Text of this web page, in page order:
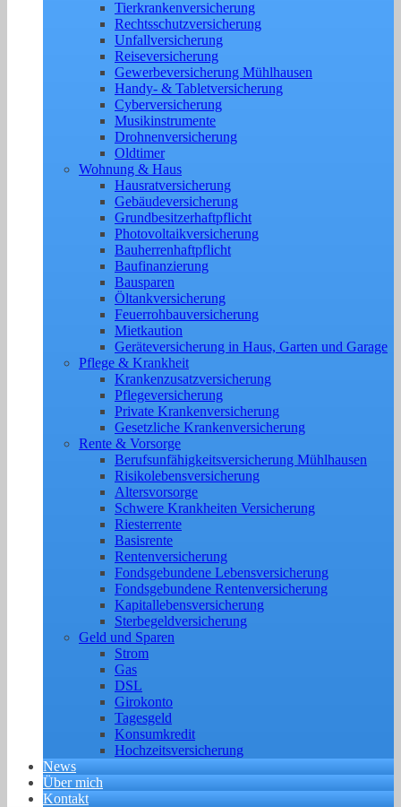
Tierkrankenversicherung
Rechtsschutzversicherung
Unfallversicherung
Reiseversicherung
Gewerbeversicherung Mühlhausen
Handy- & Tabletversicherung
Cyberversicherung
Musikinstrumente
Drohnenversicherung
Oldtimer
Wohnung & Haus
Hausratversicherung
Gebäudeversicherung
Grundbesitzerhaftpflicht
Photovoltaikversicherung
Bauherrenhaftpflicht
Baufinanzierung
Bausparen
Öltankversicherung
Feuerrohbauversicherung
Mietkaution
Geräteversicherung in Haus, Garten und Garage
Pflege & Krankheit
Krankenzusatzversicherung
Pflegeversicherung
Private Krankenversicherung
Gesetzliche Krankenversicherung
Rente & Vorsorge
Berufs­unfähigkeitsversicherung Mühlhausen
Risikolebensversicherung
Altersvorsorge
Schwere Krankheiten Versicherung
Riesterrente
Basisrente
Rentenversicherung
Fondsgebundene Lebensversicherung
Fondsgebundene Rentenversicherung
Kapitallebensversicherung
Sterbegeldversicherung
Geld und Sparen
Strom
Gas
DSL
Girokonto
Tagesgeld
Konsumkredit
Hochzeitsversicherung
News
Über mich
Kontakt